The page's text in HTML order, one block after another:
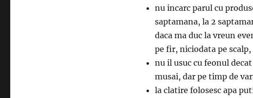
nu incarc parul cu
saptamana, la 2
daca ma duc la vreun
pe fir, niciodata pe
nu il usuc cu feonul
musai, dar pe timp de
la clatire folosesc apa